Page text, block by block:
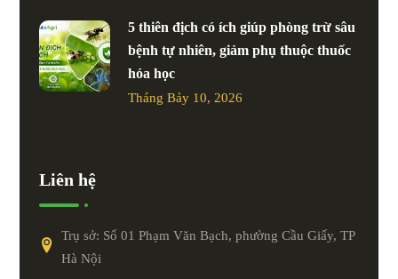
5 thiên địch có ích giúp phòng trừ sâu
bệnh tự nhiên, giảm phụ thuộc thuốc
hóa học
Tháng Bảy 10, 2026
Liên hệ
Trụ sở: Số 01 Phạm Văn Bạch, phường Cầu Giấy, TP
Hà Nội